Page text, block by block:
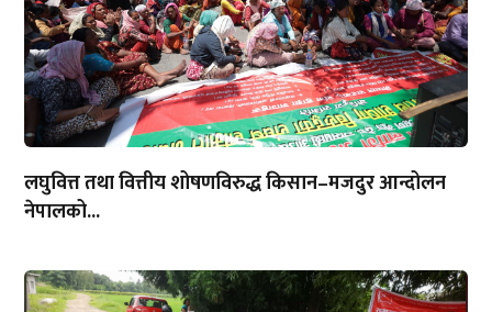
लघुवित्त तथा वित्तीय शोषणविरुद्ध किसान–मजदुर आन्दोलन
नेपालको...